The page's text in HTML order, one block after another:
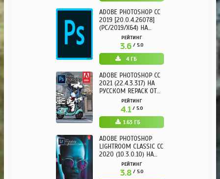
ADOBE PHOTOSHOP CC
2019 [20.0.4.26078]
(PC/2019/X64) НА
РУССКОМРЕЙТИНГ
3.6/ 5.0
4 ГБ
ADOBE PHOTOSHOP CC
2021 (22.4.3.317) НА
РУССКОМ REPACK ОТ
KPOJIUKРЕЙТИНГ
4.1 / 5.0
1.63 ГБ
ADOBE PHOTOSHOP
LIGHTROOM CLASSIC CC
2020 (10.3.0.10) НА
РУССКОМ REPACK ОТ
KPOJIUK
РЕЙТИНГ
3.8 / 5.0